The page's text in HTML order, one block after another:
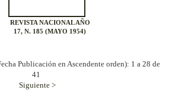
REVISTA NACIONAL AÑO
17, N. 185 (MAYO 1954)
Publicación en Ascendente orden): 1 a 28 de
41
Siguiente >